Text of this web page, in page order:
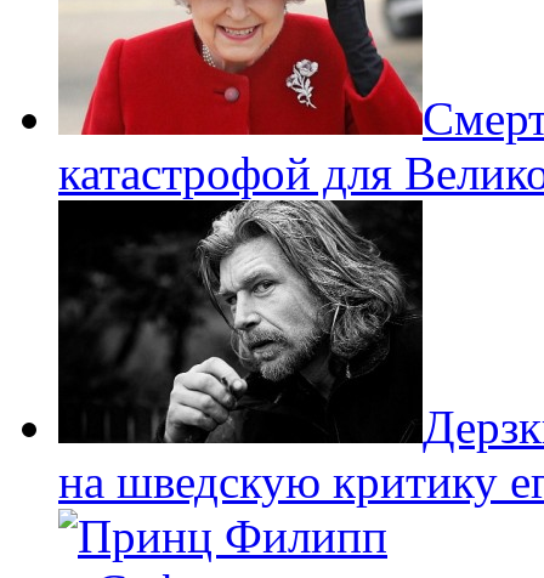
катастрофой для
на шведскую критику